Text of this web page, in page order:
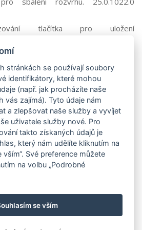
tlačítka pro uložení
20)
stránkách se používají soubory
identifikátory, které mohou
(např. jak procházíte naše
vás zajímá). Tyto údaje nám
a zlepšovat naše služby a vyvíjet
uživatele služby nové. Pro
takto získaných údajů je
který nám udělíte kliknutím na
vším“. Své preference můžete
na volbu „Podrobné
se vším